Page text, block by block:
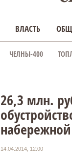
ВЛАСТЬ
ЧЕЛНЫ-400
26,3 млн.
14.04.2014, 12:00